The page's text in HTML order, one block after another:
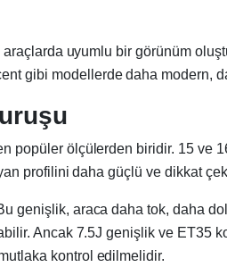
araçlarda uyumlu bir görünüm
gibi modellerde daha modern,
popüler ölçülerden biridir. 15
profilini daha güçlü ve dikkat
genişlik, araca daha tok, daha
Ancak 7.5J genişlik ve
kontrol edilmelidir.